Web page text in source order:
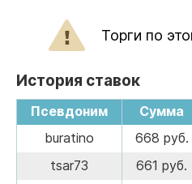
Торги по
История ставок
Псевдоним Сумма
buratino
668 руб.
tsar73
661 руб.